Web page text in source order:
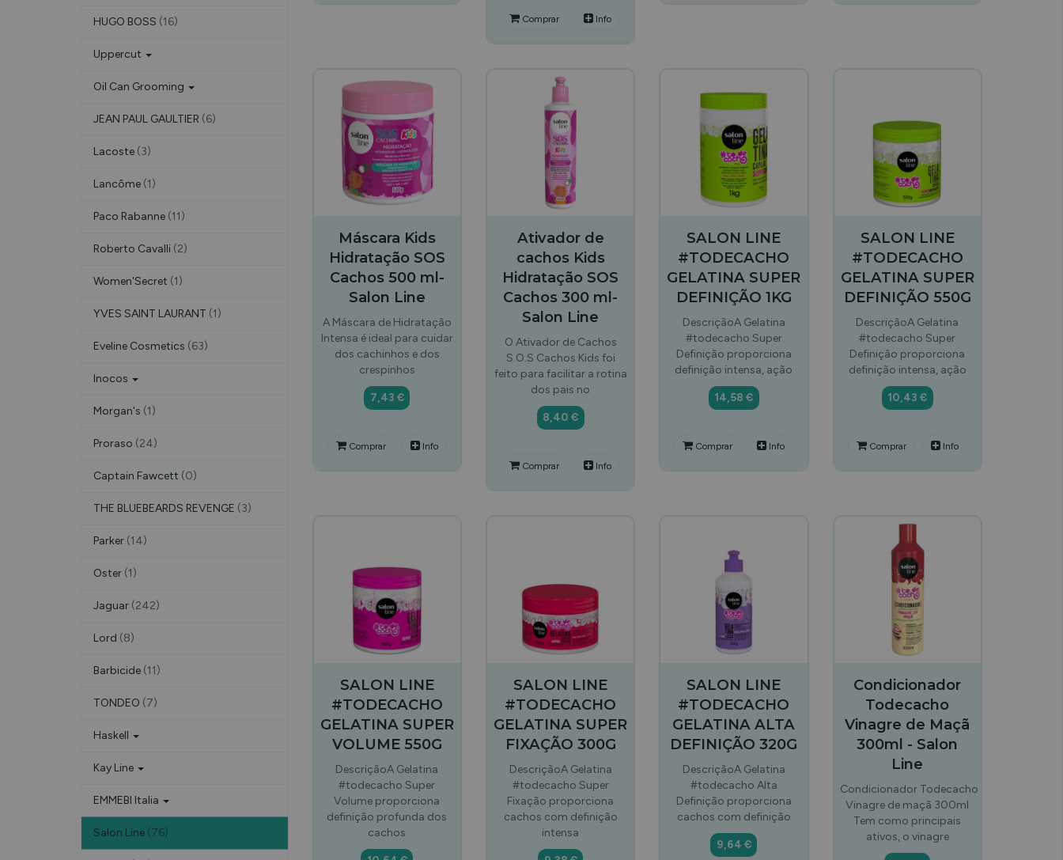
HUGO BOSS (16)
Uppercut
Oil Can Grooming
JEAN PAUL GAULTIER (6)
Lacoste (3)
Lancôme (1)
Paco Rabanne (11)
Roberto Cavalli (2)
Women'Secret (1)
YVES SAINT LAURANT (1)
Eveline Cosmetics (63)
Inocos
Morgan's (1)
Proraso (24)
Captain Fawcett (0)
THE BLUEBEARDS REVENGE (3)
Parker (14)
Oster (1)
Jaguar (242)
Lord (8)
Barbicide (11)
TONDEO (7)
Haskell
Kay Line
EMMEBI Italia
Salon Line (76)
Comprar Info
Máscara Kids
Hidratação SOS
Cachos 500 ml-
Salon Line
A Máscara de Hidratação
Intensa é ideal para cuidar
dos cachinhos e dos
crespinhos
7,43 €
Comprar Info
Ativador de
cachos Kids
Hidratação SOS
Cachos 300 ml-
Salon Line
O Ativador de Cachos
S.O.S Cachos Kids foi
feito para facilitar a rotina
dos pais no
8,40 €
Comprar Info
SALON LINE
#TODECACHO
GELATINA SUPER
DEFINIÇÃO 1KG
DescriçãoA Gelatina
#todecacho Super
Definição proporciona
definição intensa, ação
14,58 €
Comprar Info
SALON LINE
#TODECACHO
GELATINA SUPER
DEFINIÇÃO 550G
DescriçãoA Gelatina
#todecacho Super
Definição proporciona
definição intensa, ação
10,43 €
Comprar Info
SALON LINE
#TODECACHO
GELATINA SUPER
VOLUME 550G
DescriçãoA Gelatina
#todecacho Super
Volume proporciona
definição profunda dos
cachos
SALON LINE
#TODECACHO
GELATINA SUPER
FIXAÇÃO 300G
DescriçãoA Gelatina
#todecacho Super
Fixação proporciona
cachos com definição
intensa
SALON LINE
#TODECACHO
GELATINA ALTA
DEFINIÇÃO 320G
DescriçãoA Gelatina
#todecacho Alta
Definição proporciona
cachos com definição
9,64 €
Condicionador
Todecacho
Vinagre de Maçã
300ml - Salon
Line
Condicionador Todecacho
Vinagre de maçã 300ml
Tem como principais
ativos, o vinagre